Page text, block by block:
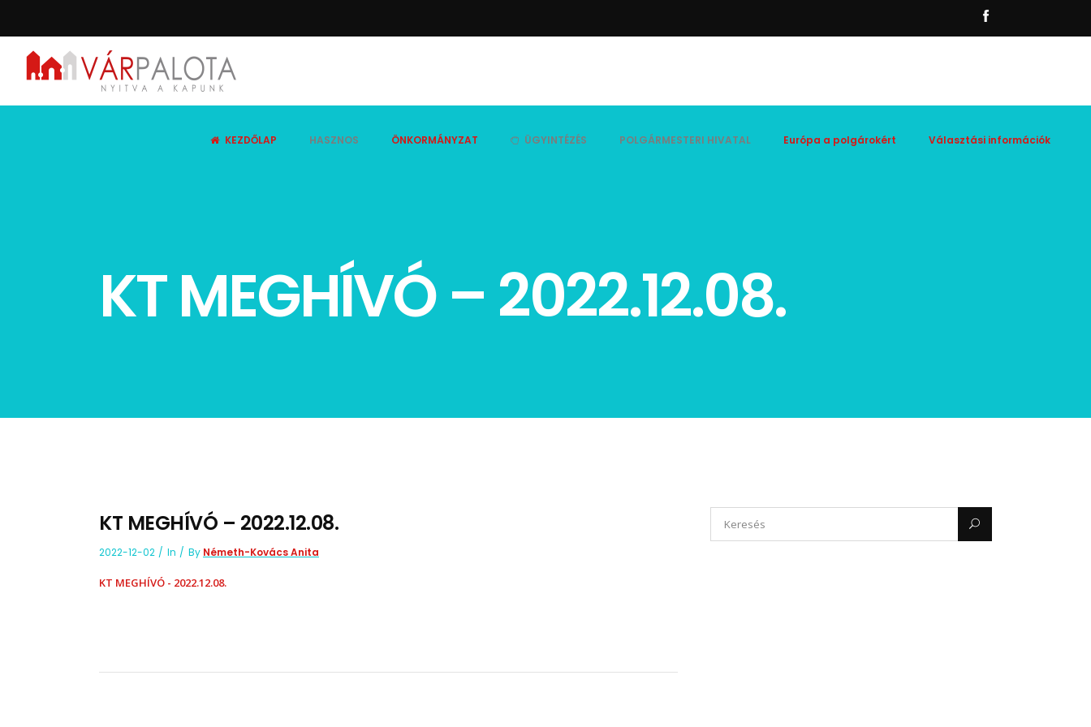
KEZDŐLAP HASZNOS ÖNKORMÁNYZAT ÜGYINTÉZÉS POLGÁRMESTERI HIVATAL Európa a polgárokért Választási információk
KT MEGHÍVÓ – 2022.12.08.
KT MEGHÍVÓ – 2022.12.08.
2022-12-02 In By Németh-Kovács Anita
KT MEGHÍVÓ - 2022.12.08.